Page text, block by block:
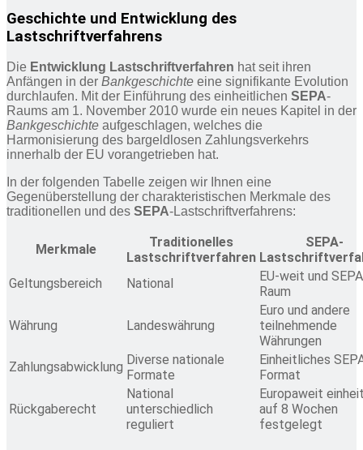
Geschichte und Entwicklung des
Lastschriftverfahrens
Die Entwicklung Lastschriftverfahren hat seit ihren
Anfängen in der Bankgeschichte eine signifikante Evolution
durchlaufen. Mit der Einführung des einheitlichen SEPA-
Raums am 1. November 2010 wurde ein neues Kapitel in der
Bankgeschichte aufgeschlagen, welches die
Harmonisierung des bargeldlosen Zahlungsverkehrs
innerhalb der EU vorangetrieben hat.
In der folgenden Tabelle zeigen wir Ihnen eine
Gegenüberstellung der charakteristischen Merkmale des
traditionellen und des SEPA-Lastschriftverfahrens:
Merkmale
Traditionelles
Lastschriftverfahren
SEPA-
Geltungsbereich
National
EU-weit und
Raum
Währung Landeswährung
Euro und andere
teilnehmende
Währungen
Zahlungsabwicklung Diverse nationale
Formate
Einheitliches
Format
Rückgaberecht
National
unterschiedlich
reguliert
Europaweit
auf 8 Wochen
festgelegt